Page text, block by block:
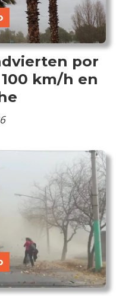
por
km/h en